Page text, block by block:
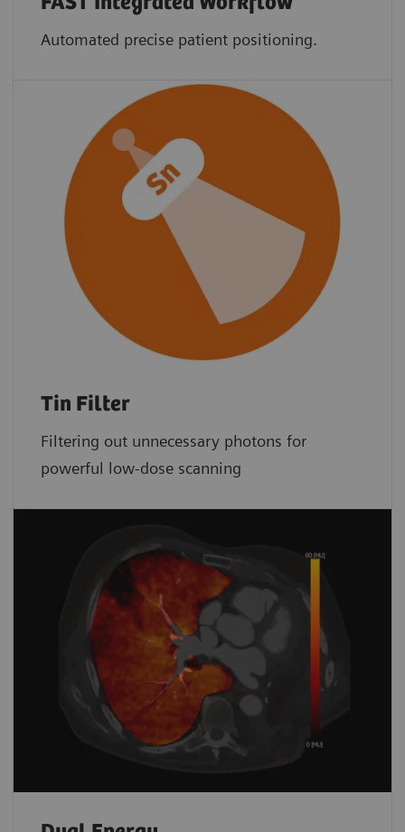
Automated precise patient positioning.
Tin Filter
Filtering out unnecessary photons for
powerful low-dose scanning